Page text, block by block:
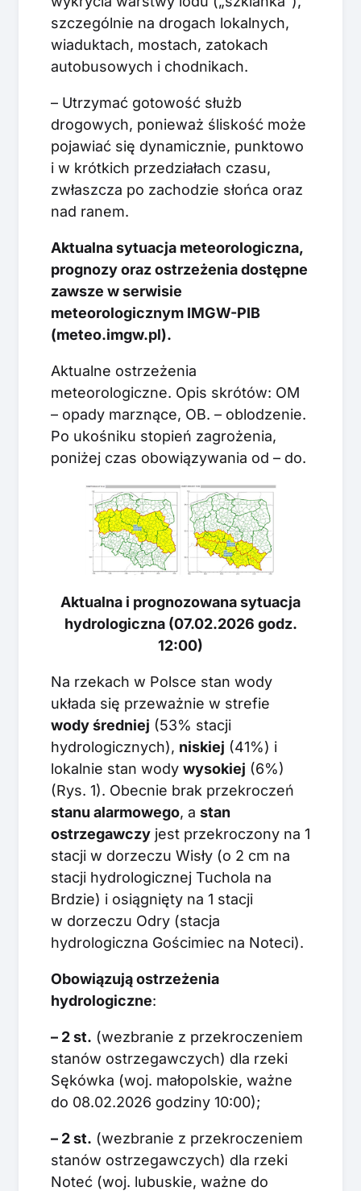
szczególnie na drogach lokalnych,
wiaduktach, mostach, zatokach
autobusowych i chodnikach.
– Utrzymać gotowość służb
drogowych, ponieważ śliskość może
pojawiać się dynamicznie, punktowo
i w krótkich przedziałach czasu,
zwłaszcza po zachodzie słońca oraz
nad ranem.
Aktualna sytuacja meteorologiczna,
prognozy oraz ostrzeżenia dostępne
zawsze w serwisie
meteorologicznym IMGW-PIB
(meteo.imgw.pl).
Aktualne ostrzeżenia
meteorologiczne. Opis skrótów: OM
– opady marznące, OB. – oblodzenie.
Po ukośniku stopień zagrożenia,
poniżej czas obowiązywania od – do.
Aktualna i prognozowana sytuacja
hydrologiczna (07.02.2026 godz.
12:00)
Na rzekach w Polsce stan wody
układa się przeważnie w strefie
wody średniej (53% stacji
hydrologicznych), niskiej (41%) i
lokalnie stan wody wysokiej (6%)
(Rys. 1). Obecnie brak przekroczeń
stanu alarmowego, a stan
ostrzegawczy jest przekroczony na 1
stacji w dorzeczu Wisły (o 2 cm na
stacji hydrologicznej Tuchola na
Brdzie) i osiągnięty na 1 stacji
w dorzeczu Odry (stacja
hydrologiczna Gościmiec na Noteci).
Obowiązują ostrzeżenia
hydrologiczne:
– 2 st. (wezbranie z przekroczeniem
stanów ostrzegawczych) dla rzeki
Sękówka (woj. małopolskie, ważne
do 08.02.2026 godziny 10:00);
– 2 st. (wezbranie z przekroczeniem
stanów ostrzegawczych) dla rzeki
Noteć (woj. lubuskie, ważne do